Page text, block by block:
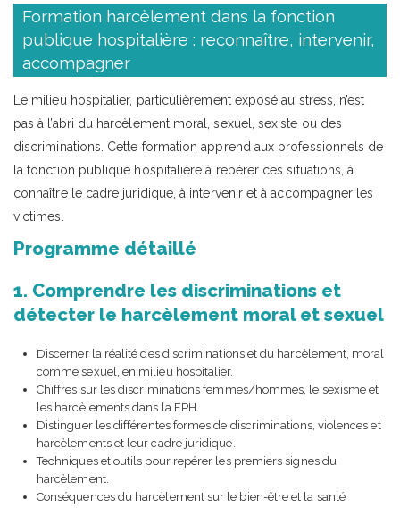
Formation harcèlement dans la fonction
publique hospitalière : reconnaître, intervenir,
accompagner
Le milieu hospitalier, particulièrement exposé au stress, n’est
pas à l’abri du harcèlement moral, sexuel, sexiste ou des
discriminations. Cette formation apprend aux professionnels de
la fonction publique hospitalière à repérer ces situations, à
connaître le cadre juridique, à intervenir et à accompagner les
victimes.
Programme détaillé
1. Comprendre les discriminations et
détecter le harcèlement moral et sexuel
Discerner la réalité des discriminations et du harcèlement, moral
comme sexuel, en milieu hospitalier.
Chiffres sur les discriminations femmes/hommes, le sexisme et
les harcèlements dans la FPH.
Distinguer les différentes formes de discriminations, violences et
harcèlements et leur cadre juridique.
Techniques et outils pour repérer les premiers signes du
harcèlement.
Conséquences du harcèlement sur le bien-être et la santé